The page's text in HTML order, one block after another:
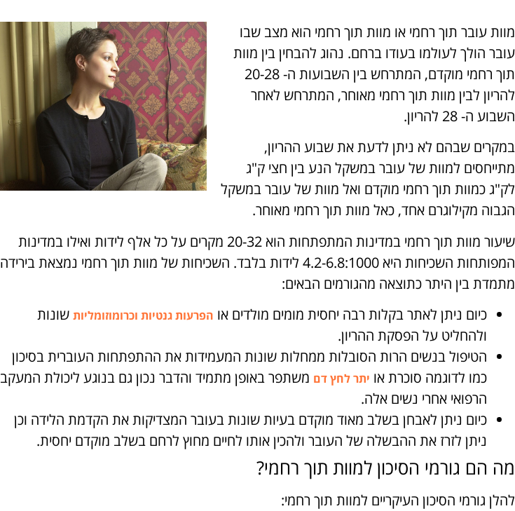
מוות עובר תוך רחמי או מוות תוך רחמי הוא מצב שבו
עובר הולך לעולמו בעודו ברחם. נהוג להבחין בין מוות
תוך רחמי מוקדם, המתרחש בין השבועות ה- 20-28
להריון לבין מוות תוך רחמי מאוחר, המתרחש לאחר
השבוע ה- 28 להריון.
במקרים שבהם לא ניתן לדעת את שבוע ההריון,
מתייחסים למוות של עובר במשקל הנע בין חצי ק"ג
לק"ג כמוות תוך רחמי מוקדם ואל מוות של עובר במשקל
הגבוה מקילוגרם אחד, כאל מוות תוך רחמי מאוחר.
שיעור מוות תוך רחמי במדינות המתפתחות הוא 20-32 מקרים על כל אלף לידות ואילו במדינות
המפותחות השכיחות היא 4.2-6.8:1000 לידות בלבד. השכיחות של מוות תוך רחמי נמצאת בירידה
מתמדת בין היתר כתוצאה מהגורמים הבאים:
כיום ניתן לאתר בקלות רבה יחסית מומים מולדים או הפרעות גנטיות וכרומוזומליות שונות
ולהחליט על הפסקת ההריון.
הטיפול בנשים הרות הסובלות ממחלות שונות המעמידות את ההתפתחות העוברית בסיכון
כמו לדוגמה סוכרת או יתר לחץ דם משתפר באופן מתמיד והדבר נכון גם בנוגע ליכולת המעקב
הרפואי אחרי נשים אלה.
כיום ניתן לאבחן בשלב מאוד מוקדם בעיות שונות בעובר המצדיקות את הקדמת הלידה וכן
ניתן לזרז את ההבשלה של העובר ולהכין אותו לחיים מחוץ לרחם בשלב מוקדם יחסית.
מה הם גורמי הסיכון למוות תוך רחמי?
להלן גורמי הסיכון העיקריים למוות תוך רחמי: